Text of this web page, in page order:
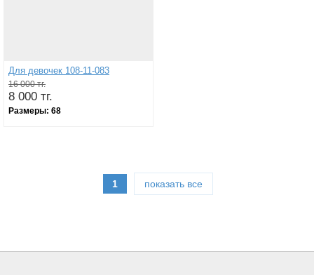
Для девочек 108-11-083
16 000 тг.
8 000 тг.
Размеры: 68
1 показать все